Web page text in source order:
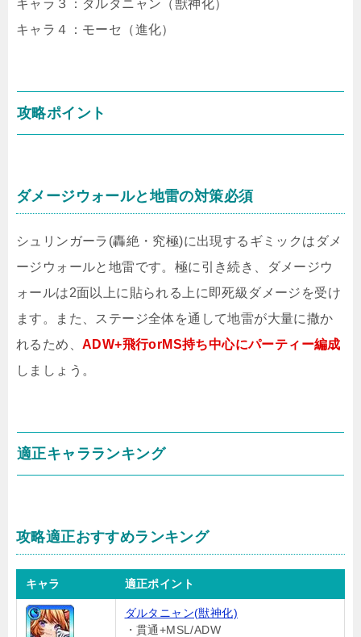
キャラ３：ダルタニャン（獣神化）
キャラ４：モーセ（進化）
攻略ポイント
ダメージウォールと地雷の対策必須
シュリンガーラ(轟絶・究極)に出現するギミックはダメ
ージウォールと地雷です。極に引き続き、ダメージウ
ォールは2面以上に貼られる上に即死級ダメージを受け
ます。また、ステージ全体を通して地雷が大量に撒か
れるため、 ADW+飛行orMS持ち中心にパーティー編成
しましょう。
適正キャラランキング
攻略適正おすすめランキング
キャラ 適正ポイント
ダルタニャン(獣神化)
・貫通+MSL/ADW